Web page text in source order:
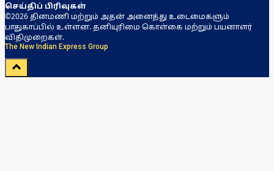
செய்திப் பிரிவுகள்
©2026 தினமணி மற்றும் அதன் அனைத்து உடைமைகளும்
பாதுகாப்பில் உள்ளன. தனியுரிமை கொள்கை மற்றும் பயனாளர்
விதிமுறைகள்.
The New Indian Express Group